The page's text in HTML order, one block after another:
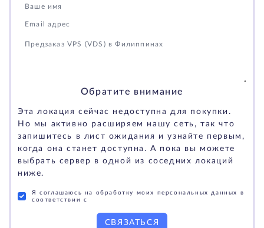
Обратите внимание
Эта локация сейчас недоступна для покупки.
Но мы активно расширяем нашу сеть, так что
запишитесь в лист ожидания и узнайте первым,
когда она станет доступна. А пока вы можете
выбрать сервер в одной из соседних локаций
ниже.
Я соглашаюсь на обработку моих персональных данных в
соответствии с
СВЯЗАТЬСЯ